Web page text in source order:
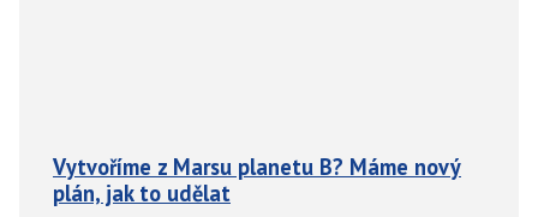
Vytvoříme z Marsu planetu B? Máme nový
plán, jak to udělat